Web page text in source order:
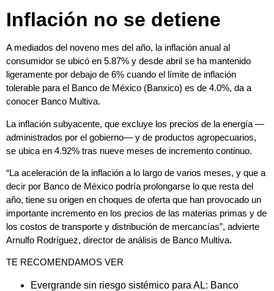
Inflación no se detiene
A mediados del noveno mes del año, la inflación anual al
consumidor se ubicó en 5.87% y desde abril se ha mantenido
ligeramente por debajo de 6% cuando el límite de inflación
tolerable para el Banco de México (Banxico) es de 4.0%, da a
conocer Banco Multiva.
La inflación subyacente, que excluye los precios de la energía —
administrados por el gobierno— y de productos agropecuarios,
se ubica en 4.92% tras nueve meses de incremento continuo.
“La aceleración de la inflación a lo largo de varios meses, y que a
decir por Banco de México podría prolongarse lo que resta del
año, tiene su origen en choques de oferta que han provocado un
importante incremento en los precios de las materias primas y de
los costos de transporte y distribución de mercancías”, advierte
Arnulfo Rodríguez, director de análisis de Banco Multiva.
TE RECOMENDAMOS VER
Evergrande sin riesgo sistémico para AL: Banco